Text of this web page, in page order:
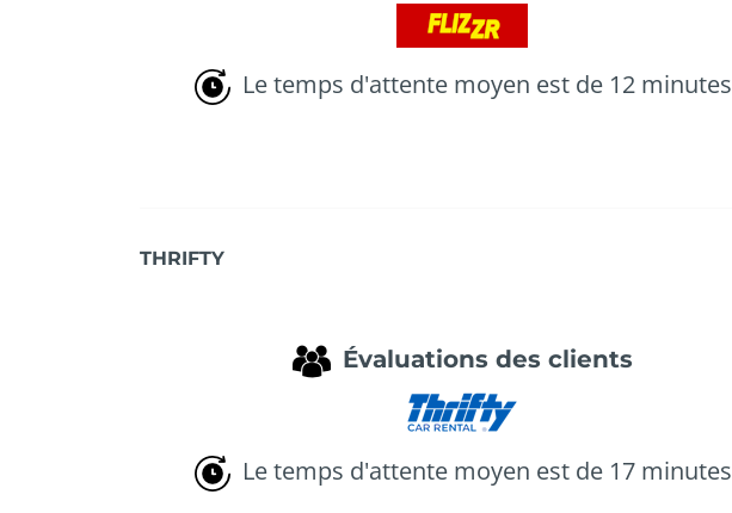
Le temps d'attente moyen est de 12 minutes
THRIFTY
Évaluations des clients
Le temps d'attente moyen est de 17 minutes